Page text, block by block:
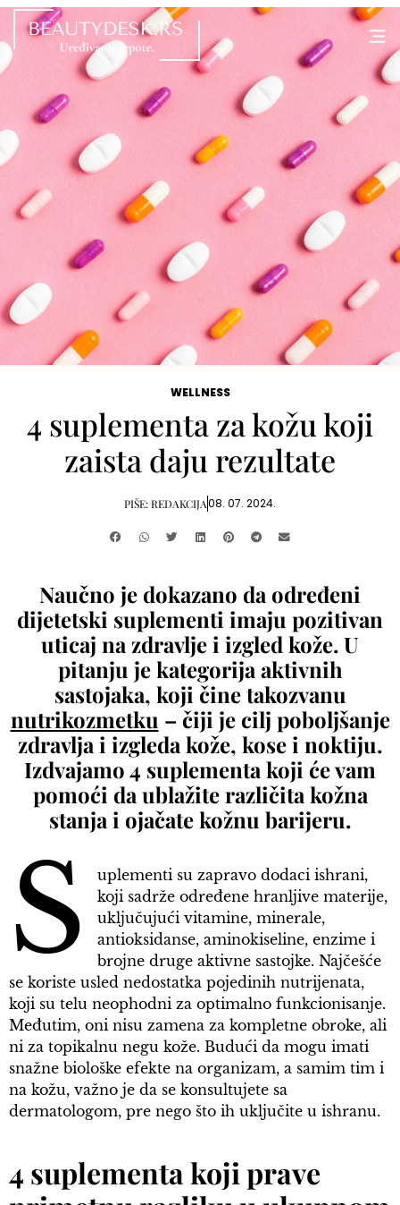
WELLNESS
4 suplementa za kožu koji
zaista daju rezultate
PIŠE:REDAKCIJA08. 07. 2024.
Naučno je dokazano da određeni
dijetetski suplementi imaju pozitivan
uticaj na zdravlje i izgled kože. U
pitanju je kategorija aktivnih
sastojaka, koji čine takozvanu
nutrikozmetku – čiji je cilj poboljšanje
zdravlja i izgleda kože, kose i noktiju.
Izdvajamo 4 suplementa koji će vam
pomoći da ublažite različita kožna
stanja i ojačate kožnu barijeru.
S
uplementi su zapravo dodaci ishrani,
koji sadrže određene hranljive materije,
uključujući vitamine, minerale,
antioksidanse, aminokiseline, enzime i
brojne druge aktivne sastojke. Najčešće
se koriste usled nedostatka pojedinih nutrijenata,
koji su telu neophodni za optimalno funkcionisanje.
Međutim, oni nisu zamena za kompletne obroke, ali
ni za topikalnu negu kože. Budući da mogu imati
snažne biološke efekte na organizam, a samim tim i
na kožu, važno je da se konsultujete sa
dermatologom, pre nego što ih uključite u ishranu.
4 suplementa koji prave